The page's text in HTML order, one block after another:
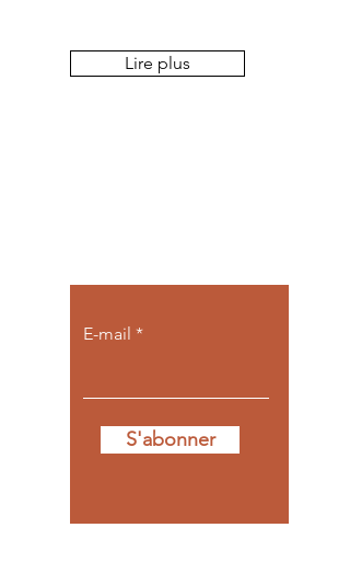
Lire plus
E-mail
S'abonner